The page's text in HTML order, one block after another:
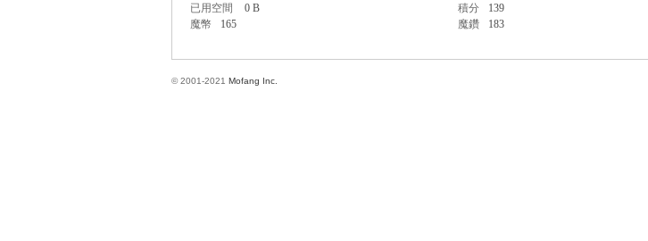
已用空間
0 B 積分 139
魔幣
165 魔鑽 183
© 2001-2021 Mofang Inc.